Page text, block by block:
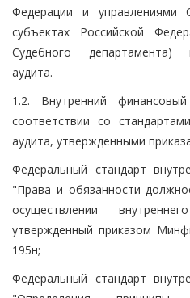
Федерации и управлениями
субъектах Российской
Судебного департамента)
аудита.
1.2. Внутренний
соответствии со
аудита, утвержденными
Федеральный стандарт
"Права и обязанности
осуществлении
утвержденный приказом
195н;
Федеральный стандарт